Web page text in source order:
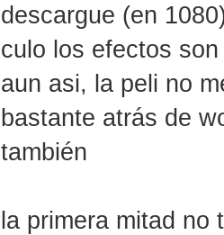
descargue (en
culo los efectos
aun asi, la peli no
bastante atrás de
también
la primera mitad no